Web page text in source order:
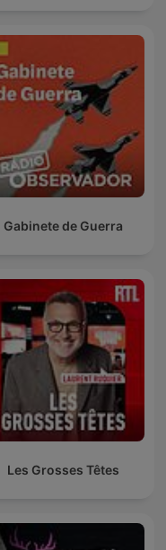
Gabinete de Guerra
Les Grosses Têtes